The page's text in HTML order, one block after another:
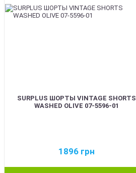
SURPLUS ШОРТЫ VINTAGE SHORTS
WASHED OLIVE 07-5596-01
1896 грн